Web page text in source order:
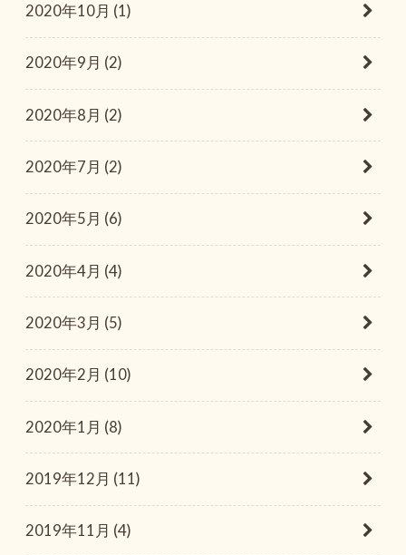
2020年10月 (1)
2020年9月 (2)
2020年8月 (2)
2020年7月 (2)
2020年5月 (6)
2020年4月 (4)
2020年3月 (5)
2020年2月 (10)
2020年1月 (8)
2019年12月 (11)
2019年11月 (4)